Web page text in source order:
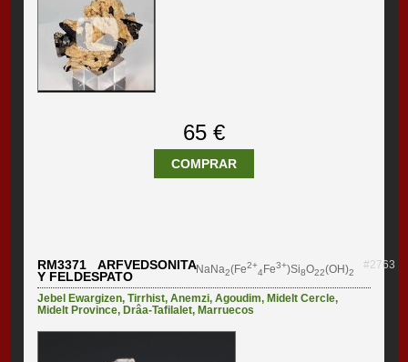
65 €
COMPRAR
RM3371 ARFVEDSONITA
Y FELDESPATO
NaNa2(Fe2+
4Fe3+)Si8O22(OH)2
#2763
Jebel Ewargizen,Tirrhist,Anemzi,Agoudim,Midelt Cercle,
Midelt Province,Drâa-Tafilalet,Marruecos